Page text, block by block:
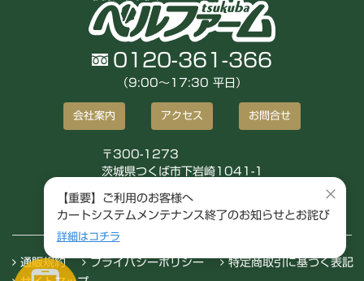
0120-361-366
（9:00〜17:30 平日）
会社案内 アクセス お問合せ
〒300-1273
茨城県つくば市下岩崎1041-1
通販規約 プライバシーポリシー
特定商取引に基づく表記
【重要】ご利用のお客様へ
カートシステムメンテナンス終了のお知らせとお詫び
詳細はコチラ
×